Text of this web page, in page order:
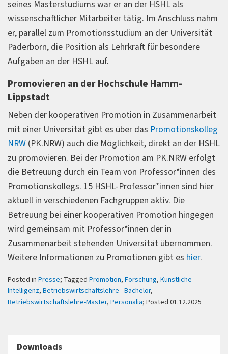
seines Masterstudiums war er an der HSHL als
wissenschaftlicher Mitarbeiter tätig. Im Anschluss nahm
er, parallel zum Promotionsstudium an der Universität
Paderborn, die Position als Lehrkraft für besondere
Aufgaben an der HSHL auf.
Promovieren an der Hochschule Hamm-
Lippstadt
Neben der kooperativen Promotion in Zusammenarbeit
mit einer Universität gibt es über das Promotionskolleg
NRW (PK.NRW) auch die Möglichkeit, direkt an der HSHL
zu promovieren. Bei der Promotion am PK.NRW erfolgt
die Betreuung durch ein Team von Professor*innen des
Promotionskollegs. 15 HSHL-Professor*innen sind hier
aktuell in verschiedenen Fachgruppen aktiv. Die
Betreuung bei einer kooperativen Promotion hingegen
wird gemeinsam mit Professor*innen der in
Zusammenarbeit stehenden Universität übernommen.
Weitere Informationen zu Promotionen gibt es hier.
Posted in Presse; Tagged Promotion, Forschung, Künstliche
Intelligenz, Betriebswirtschaftslehre - Bachelor,
Betriebswirtschaftslehre-Master, Personalia; Posted 01.12.2025
Downloads